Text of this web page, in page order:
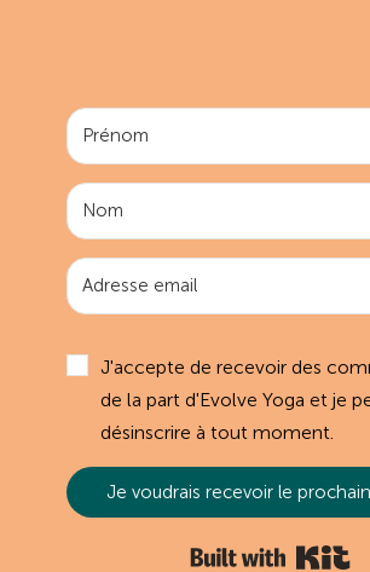
J'accepte de recevoir des
de la part d'Evolve Yoga et je
désinscrire à tout moment.
Je voudrais recevoir le